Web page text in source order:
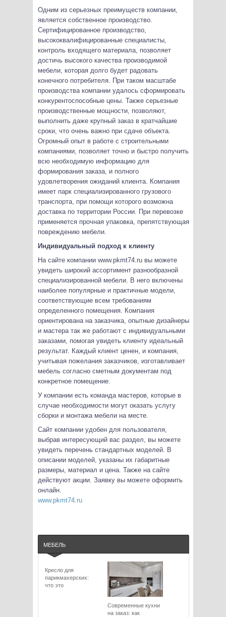
Одним из серьезных преимуществ компании,
является собственное производство.
Сертифицированное производство,
высококвалифицированные специалисты,
контроль входящего материала, позволяет
достичь высокого качества производимой
мебели, которая долго будет радовать
конечного потребителя. При таком масштабе
производства компании удалось сформировать
конкурентоспособные цены. Также серьезные
производственные мощности, позволяют,
выполнить даже крупный заказ в кратчайшие
сроки, что очень важно при сдаче объекта.
Огромный опыт в работе с строительными
компаниями, позволяет точно и быстро получить
всю необходимую информацию для
формирования заказа, и полного
удовлетворения ожиданий клиента. Компания
имеет парк специализированного грузового
транспорта, при помощи которого возможна
доставка по территории России. При перевозке
применяется прочная упаковка, препятствующая
повреждению мебели.
Индивидуальный подход к клиенту
На сайте компании www.pkmt74.ru вы можете
увидеть широкий ассортимент разнообразной
специализированной мебели. В него включены
наиболее популярные и практичные модели,
соответствующие всем требованиям
определенного помещения. Компания
ориентирована на заказчика, опытные дизайнеры
и мастера так же работают с индивидуальными
заказами, помогая увидеть клиенту идеальный
результат. Каждый клиент ценен, и компания,
учитывая пожелания заказчиков, изготавливает
мебель согласно сметным документам под
конкретное помещение.
У компании есть команда мастеров, которые в
случае необходимости могут оказать услугу
сборки и монтажа мебели на месте.
Сайт компании удобен для пользователя,
выбрав интересующий вас раздел, вы можете
увидеть перечень стандартных моделей. В
описании моделей, указаны их габаритные
размеры, материал и цена. Также на сайте
действуют акции. Заявку вы можете оформить
онлайн.
www.pkmt74.ru
МЕБЕЛЬ
Кресло для
парикмахерских:
что это
Современные кухни
на заказ: как